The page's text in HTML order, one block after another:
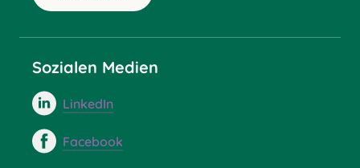
Sozialen Medien
LinkedIn
Facebook